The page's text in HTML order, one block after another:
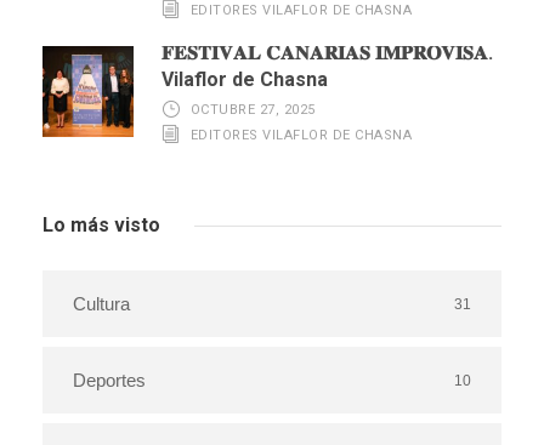
EDITORES VILAFLOR DE CHASNA
𝐅𝐄𝐒𝐓𝐈𝐕𝐀𝐋 𝐂𝐀𝐍𝐀𝐑𝐈𝐀𝐒 𝐈𝐌𝐏𝐑𝐎𝐕𝐈𝐒𝐀.
Vilaflor de Chasna
OCTUBRE 27, 2025
EDITORES VILAFLOR DE CHASNA
Lo más visto
Cultura 31
Deportes 10